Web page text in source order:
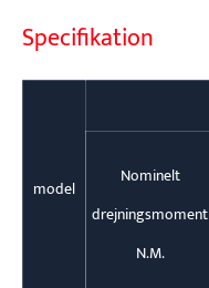
Specifikation
model
Nominelt
drejningsmoment
N.M.